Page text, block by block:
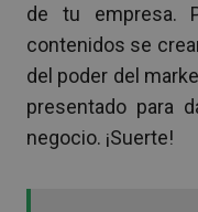
de tu empresa.
contenidos se
del poder del
presentado para
negocio. ¡Suerte!